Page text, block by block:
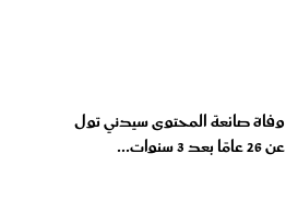
وفاة صانعة المحتوى سيدني تول
عن 26 عامًا بعد 3 سنوات...